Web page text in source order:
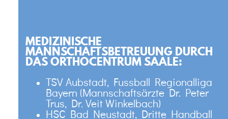
MEDIZINISCHE
MANNSCHAFTSBETREUUNG DURCH
DAS ORTHOCENTRUM SAALE:
TSV Aubstadt, Fussball Regionalliga
Bayern (Mannschaftsärzte Dr. Peter
Trus, Dr. Veit Winkelbach)
HSC Bad Neustadt, Dritte Handball